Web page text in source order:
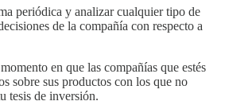
periódica y analizar cualquier tipo de
de la compañía con respecto a
en que las compañías que estés
sobre sus productos con los que no
tesis de inversión.